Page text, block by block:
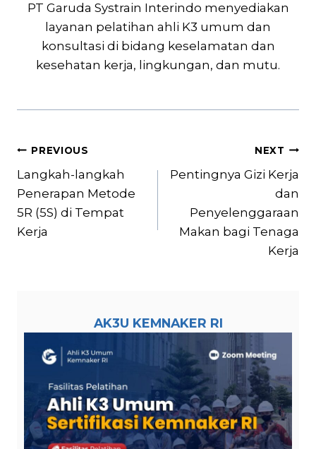
PT Garuda Systrain Interindo menyediakan
layanan pelatihan ahli K3 umum dan
konsultasi di bidang keselamatan dan
kesehatan kerja, lingkungan, dan mutu.
Post
navigation
PREVIOUS
Langkah-langkah
Penerapan Metode
5R (5S) di Tempat
Kerja
NEXT
Pentingnya Gizi Kerja
dan
Penyelenggaraan
Makan bagi Tenaga
Kerja
AK3U KEMNAKER RI